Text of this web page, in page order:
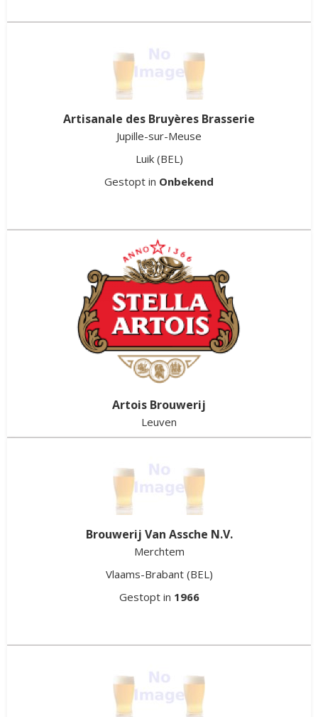
Artisanale des Bruyères Brasserie
Jupille-sur-Meuse
Luik (BEL)
Gestopt in Onbekend
Artois Brouwerij
Leuven
Gestopt in
1988
Brouwerij Van Assche N.V.
Merchtem
Vlaams-Brabant (BEL)
Gestopt in 1966